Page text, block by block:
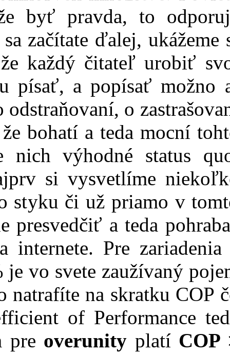
byť pravda, to
začítate ďalej, ukážeme
každý čitateľ urobiť
písať, a popísať možno
o
bohatí a teda mocní
nich výhodné status
si vysvetlíme
styku či už priamo v
presvedčiť a teda
internete. Pre zariadenia
vo svete zaužívaný
natrafíte na skratku COP
of Performance
pre overunity platí COP